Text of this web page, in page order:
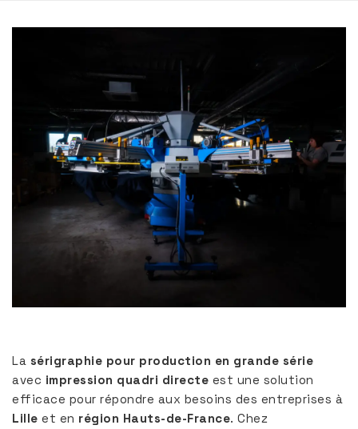
La sérigraphie pour production en grande série
avec impression quadri directe est une solution
efficace pour répondre aux besoins des entreprises à
Lille et en région Hauts-de-France. Chez